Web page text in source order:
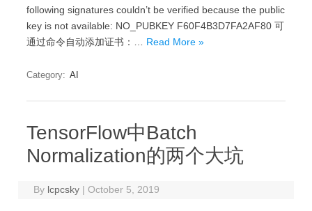
following signatures couldn’t be verified because the public
key is not available: NO_PUBKEY F60F4B3D7FA2AF80 可
通过命令自动添加证书：… Read More »
Category: AI
TensorFlow中Batch
Normalization的两个大坑
By lcpcsky | October 5, 2019